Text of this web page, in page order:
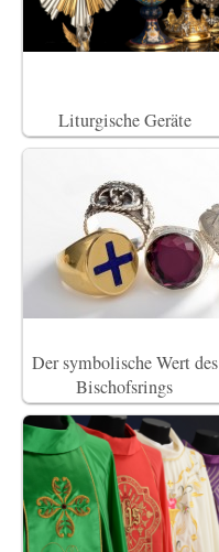
Liturgische Geräte
Der symbolische Wert des
Bischofsrings